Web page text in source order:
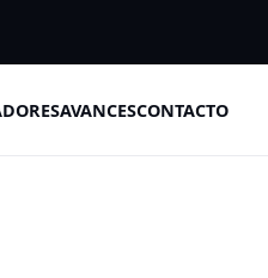
AVANCESCONTACTO